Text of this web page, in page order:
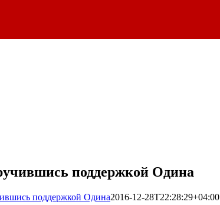
поддержкой Одина
поддержкой Одина2016-12-28T22:28:29+04:00